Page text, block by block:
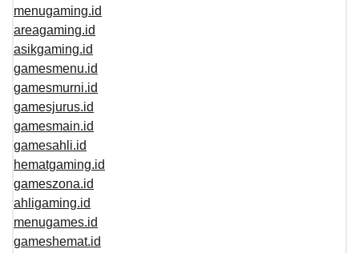
menugaming.id
areagaming.id
asikgaming.id
gamesmenu.id
gamesmurni.id
gamesjurus.id
gamesmain.id
gamesahli.id
hematgaming.id
gameszona.id
ahligaming.id
menugames.id
gameshemat.id